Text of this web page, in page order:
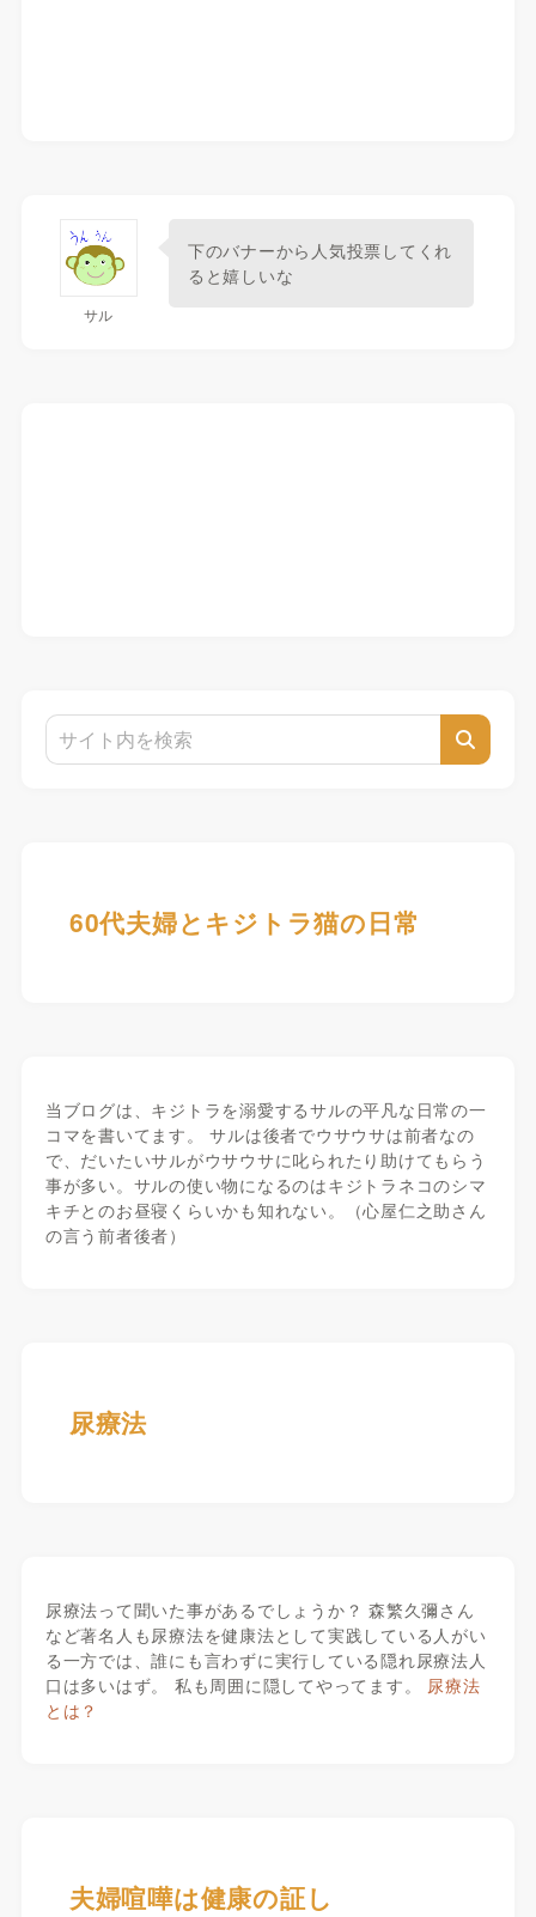
サル
下のバナーから人気投票してくれ
ると嬉しいな
60代夫婦とキジトラ猫の日常
当ブログは、キジトラを溺愛するサルの平凡な日常の一
コマを書いてます。 サルは後者でウサウサは前者なの
で、だいたいサルがウサウサに叱られたり助けてもらう
事が多い。サルの使い物になるのはキジトラネコのシマ
キチとのお昼寝くらいかも知れない。（心屋仁之助さん
の言う前者後者）
尿療法
尿療法って聞いた事があるでしょうか？ 森繁久彌さん
など著名人も尿療法を健康法として実践している人がい
る一方では、誰にも言わずに実行している隠れ尿療法人
口は多いはず。 私も周囲に隠してやってます。 尿療法
とは？
夫婦喧嘩は健康の証し